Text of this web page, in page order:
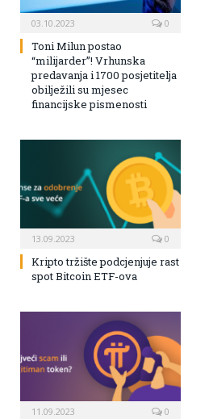
03.10.2023 0
Toni Milun postao
“milijarder”! Vrhunska
predavanja i 1700 posjetitelja
obilježili su mjesec
financijske pismenosti
13.09.2023 0
Kripto tržište podcjenjuje rast
spot Bitcoin ETF-ova
11.09.2023 0